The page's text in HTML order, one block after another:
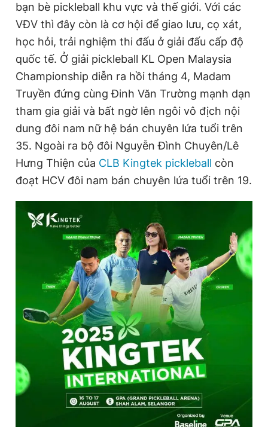
bạn bè pickleball khu vực và thế giới. Với các
VĐV thì đây còn là cơ hội để giao lưu, cọ xát,
học hỏi, trải nghiệm thi đấu ở giải đấu cấp độ
quốc tế. Ở giải pickleball KL Open Malaysia
Championship diễn ra hồi tháng 4, Madam
Truyền đứng cùng Đinh Văn Trường mạnh dạn
tham gia giải và bất ngờ lên ngôi vô địch nội
dung đôi nam nữ hệ bán chuyên lứa tuổi trên
35. Ngoài ra bộ đôi Nguyễn Đình Chuyên/Lê
Hưng Thiện của CLB Kingtek pickleball còn
đoạt HCV đôi nam bán chuyên lứa tuổi trên 19.